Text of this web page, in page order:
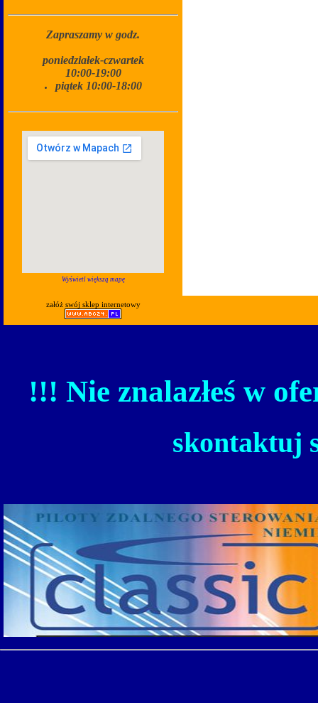
Zapraszamy w godz.
poniedziałek-czwartek
10:00-19:00
piątek 10:00-18:00
Wyświetl większą mapę
załóż swój sklep internetowy
!!! Nie znalazłeś w
skontaktuj